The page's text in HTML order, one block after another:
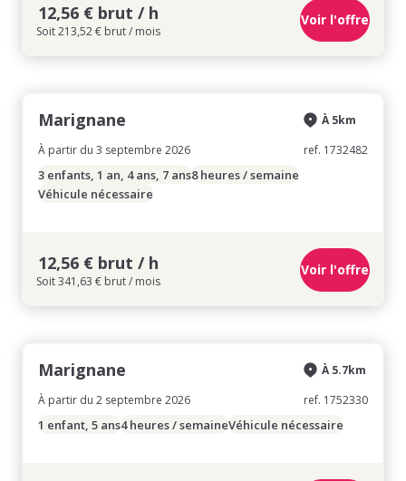
12,56 € brut / h
Soit 213,52 € brut / mois
Voir l'offre
Marignane
À partir du 3 septembre 2026
À 5km
ref. 1732482
3 enfants, 1 an, 4 ans, 7 ans8 heures / semaine
Véhicule nécessaire
12,56 € brut / h
Soit 341,63 € brut / mois
Voir l'offre
Marignane
À partir du 2 septembre 2026
À 5.7km
ref. 1752330
1 enfant, 5 ans4 heures / semaineVéhicule nécessaire